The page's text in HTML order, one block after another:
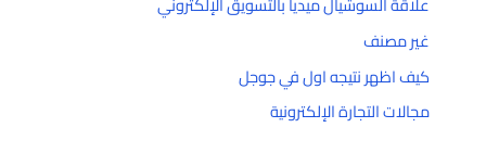
غير مصنف
كيف اظهر نتيجه اول في جوجل
مجالات التجارة الإلكترونية